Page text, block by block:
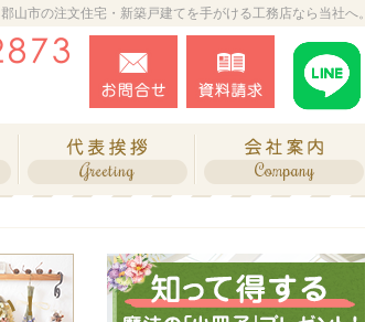
！
山市の注文住宅・新築戸建てを手がける工務店なら当社へ。
0243-34-2873
営業時間9:00～18:00 定休日：不定休
資料請求